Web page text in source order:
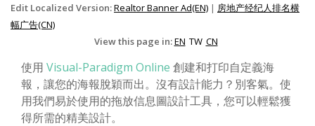
Edit Localized Version:Realtor Banner Ad(EN) | 房地产经纪人排名横
幅广告(CN)
View this page in:EN TW CN
使用 Visual-Paradigm Online 創建和打印自定義海
報，讓您的海報脫穎而出。沒有設計能力？別客氣。使
用我們易於使用的拖放信息圖設計工具，您可以輕鬆獲
得所需的精美設計。